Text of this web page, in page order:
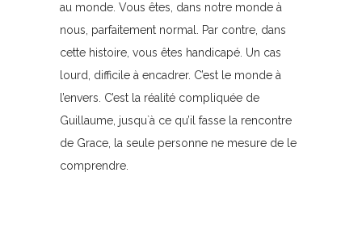
au monde. Vous êtes, dans notre monde à
nous, parfaitement normal. Par contre, dans
cette histoire, vous êtes handicapé. Un cas
lourd, difficile à encadrer. C’est le monde à
l’envers. C’est la réalité compliquée de
Guillaume, jusqu`à ce qu’il fasse la rencontre
de Grace, la seule personne ne mesure de le
comprendre.